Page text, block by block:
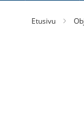
Etusivu